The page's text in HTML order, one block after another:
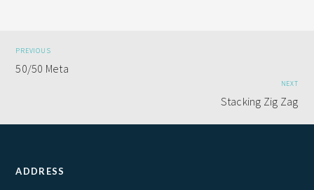
PREVIOUS
50/50 Meta
NEXT
Stacking Zig Zag
ADDRESS